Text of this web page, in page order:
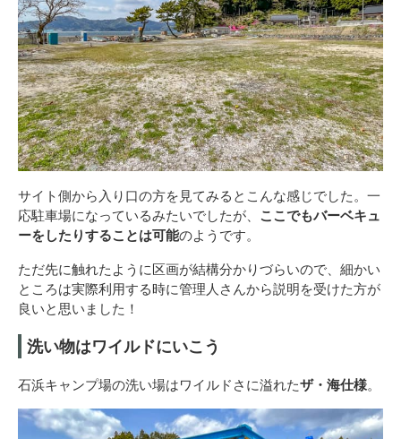
サイト側から入り口の方を見てみるとこんな感じでした。一
応駐車場になっているみたいでしたが、 ここでもバーベキュ
ーをしたりすることは可能のようです。
ただ先に触れたように区画が結構分かりづらいので、細かい
ところは実際利用する時に管理人さんから説明を受けた方が
良いと思いました！
洗い物はワイルドにいこう
石浜キャンプ場の洗い場はワイルドさに溢れたザ・海仕様。